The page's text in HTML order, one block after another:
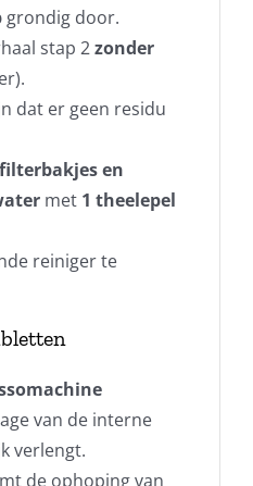
grondig door.
stap 2zonder
dat er geen residu
filterbakjes en
met 1 theelepel
reiniger te
van de interne
verlengt.
de ophoping van